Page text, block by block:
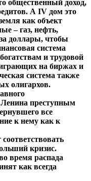
общественный доход,
А IV дом это
как объект
– газ, нефть,
доллары, чтобы
система
и трудовой
играющих на биржах и
система также
олигархов.
Ленина преступным
все
к нему как к
кризис.
время распада
как всегда